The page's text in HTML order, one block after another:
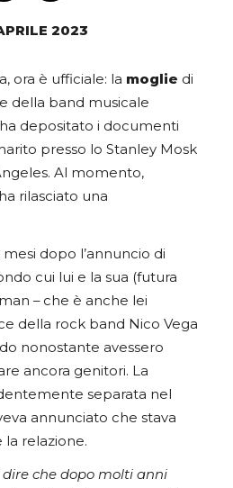
2023
ora è ufficiale: la moglie di
della band musicale
depositato i documenti
presso lo Stanley Mosk
Al momento,
rilasciato una
mesi dopo l’annuncio di
cui lui e la sua (futura
– che è anche lei
della rock band Nico Vega
nonostante avessero
ancora genitori. La
separata nel
annunciato che stava
la relazione.
che dopo molti anni